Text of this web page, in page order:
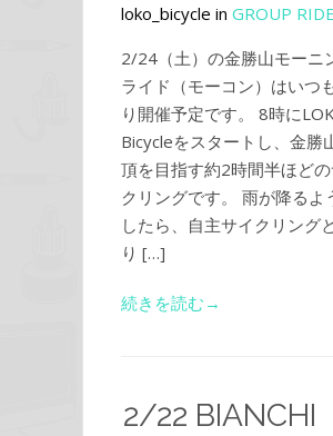
loko_bicycle in GROUP RIDE
2/24（土）の金勝山モーニ
ライド（モーコン）はいつ
り開催予定です。 8時に
Bicycleをスタートし、金勝
頂を目指す約2時間半ほどの
クリングです。 雨が降るよ
したら、自主サイクリング
り […]
続きを読む→
2/22 BIANCHI